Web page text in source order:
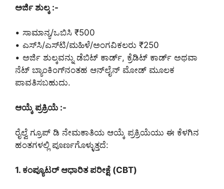
ಅರ್ಜಿ ಶುಲ್ಕ :-
• ಸಾಮಾನ್ಯ/ಒಬಿಸಿ ₹500
• ಎಸ್‌ಸಿ/ಎಸ್‌ಟಿ/ಮಹಿಳೆ/ಅಂಗವಿಕಲರು ₹250
• ಅರ್ಜಿ ಶುಲ್ಕವನ್ನು ಡೆಬಿಟ್ ಕಾರ್ಡ್, ಕ್ರೆಡಿಟ್ ಕಾರ್ಡ್ ಅಥವಾ
ನೆಟ್ ಬ್ಯಾಂಕಿಂಗ್‌ನಂತಹ ಆನ್‌ಲೈನ್ ಮೋಡ್ ಮೂಲಕ
ಪಾವತಿಸಬಹುದು.
ಆಯ್ಕೆ ಪ್ರಕ್ರಿಯೆ :-
ರೈಲ್ವೆ ಗ್ರೂಪ್ ಡಿ ನೇಮಕಾತಿಯ ಆಯ್ಕೆ ಪ್ರಕ್ರಿಯೆಯು ಈ ಕೆಳಗಿನ
ಹಂತಗಳಲ್ಲಿ ಪೂರ್ಣಗೊಳ್ಳುತ್ತದೆ:
1. ಕಂಪ್ಯೂಟರ್ ಆಧಾರಿತ ಪರೀಕ್ಷೆ (CBT)